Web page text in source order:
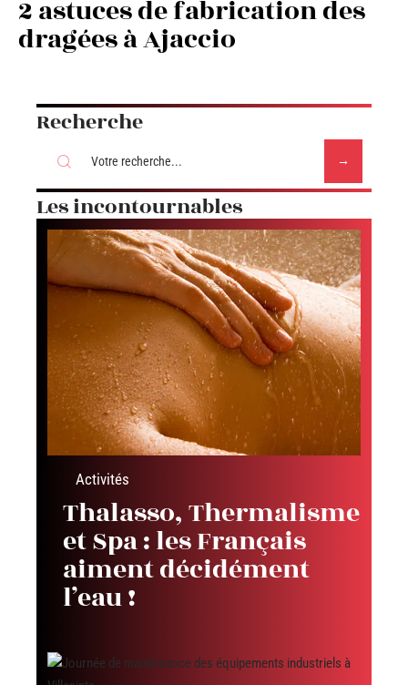
2 astuces de fabrication des
dragées à Ajaccio
Recherche
Les incontournables
Activités
Thalasso, Thermalisme
et Spa : les Français
aiment décidément
l’eau !